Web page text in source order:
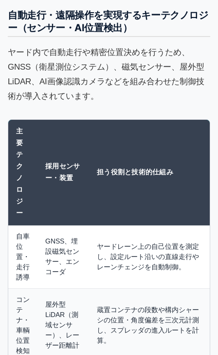
自動走行・遠隔操作を実現するキーテクノロジ
ー（センサー・AI位置検出）
ヤード内で自動走行や精密位置決めを行うため、
GNSS（衛星測位システム）、磁気センサー、屋外型
LiDAR、AI画像認識カメラなどを組み合わせた制御技
術が導入されています。
主
要
テ
ク
ノ
ロ
ジ
ー
採用センサ
ー・装置
担う役割と技術的仕組み
自車
位
置・
走行
誘導
GNSS、埋
設磁気セン
サー、エン
コーダ
ヤードレーン上の自己位置を測定
し、設定ルート沿いの直線走行や
レーンチェンジを自動制御。
コン
テ
ナ・
車輌
位置
検知
屋外型
LiDAR（測
域センサ
ー）、レー
ザー距離計
蔵置コンテナの段数や構内シャー
シの位置・角度偏差を三次元計測
し、スプレッダの進入ルートを計
算。